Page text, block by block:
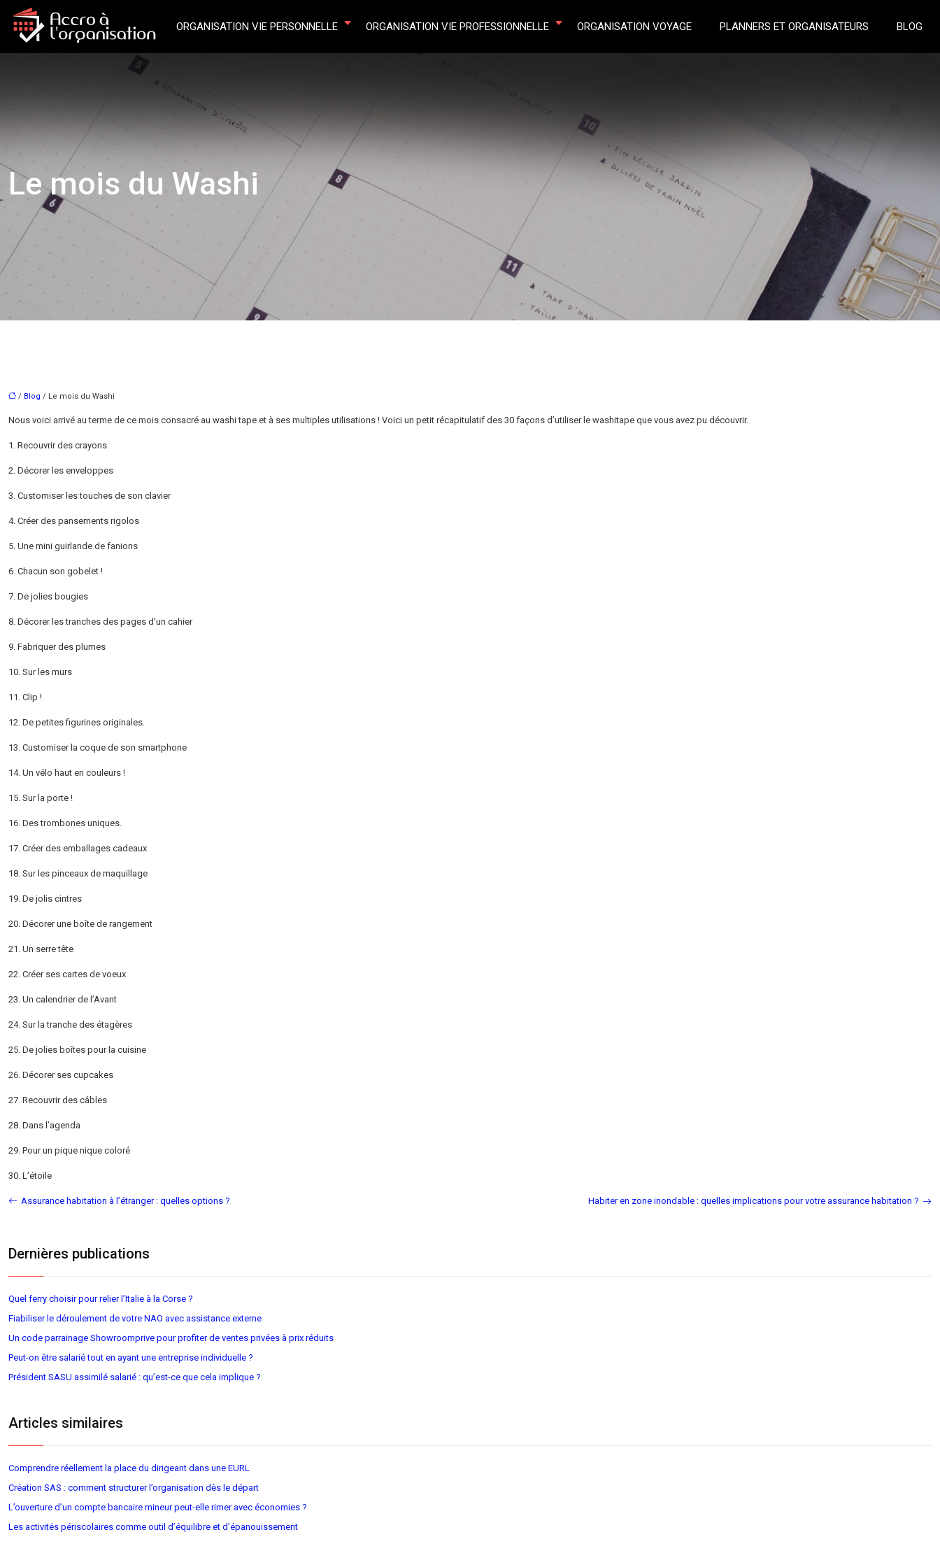
ORGANISATION VIE PERSONNELLE ORGANISATION VIE PROFESSIONNELLE ORGANISATION VOYAGE PLANNERS ET ORGANISATEURS BLOG
Le mois du Washi
/ Blog / Le mois du Washi
Nous voici arrivé au terme de ce mois consacré au washi tape et à ses multiples utilisations ! Voici un petit récapitulatif des 30 façons d’utiliser le washitape que vous avez pu découvrir.
1. Recouvrir des crayons
2. Décorer les enveloppes
3. Customiser les touches de son clavier
4. Créer des pansements rigolos
5. Une mini guirlande de fanions
6. Chacun son gobelet !
7. De jolies bougies
8. Décorer les tranches des pages d’un cahier
9. Fabriquer des plumes
10. Sur les murs
11. Clip !
12. De petites figurines originales.
13. Customiser la coque de son smartphone
14. Un vélo haut en couleurs !
15. Sur la porte !
16. Des trombones uniques.
17. Créer des emballages cadeaux
18. Sur les pinceaux de maquillage
19. De jolis cintres
20. Décorer une boîte de rangement
21. Un serre tête
22. Créer ses cartes de voeux
23. Un calendrier de l’Avant
24. Sur la tranche des étagères
25. De jolies boîtes pour la cuisine
26. Décorer ses cupcakes
27. Recouvrir des câbles
28. Dans l’agenda
29. Pour un pique nique coloré
30. L’étoile
Assurance habitation à l’étranger : quelles options ? Habiter en zone inondable : quelles implications pour votre assurance habitation ?
Dernières publications
Quel ferry choisir pour relier l’Italie à la Corse ?
Fiabiliser le déroulement de votre NAO avec assistance externe
Un code parrainage Showroomprive pour profiter de ventes privées à prix réduits
Peut-on être salarié tout en ayant une entreprise individuelle ?
Président SASU assimilé salarié : qu’est-ce que cela implique ?
Articles similaires
Comprendre réellement la place du dirigeant dans une EURL
Création SAS : comment structurer l’organisation dès le départ
L’ouverture d’un compte bancaire mineur peut-elle rimer avec économies ?
Les activités périscolaires comme outil d’équilibre et d’épanouissement